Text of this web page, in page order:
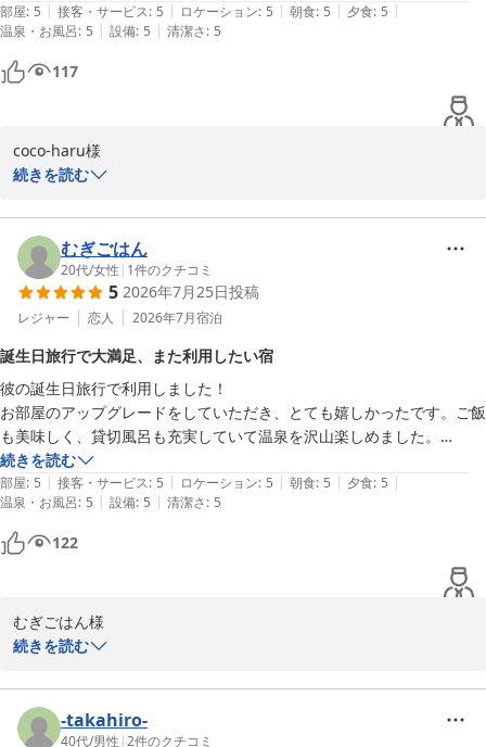
を経由してちょうど良い距離でした。
着いてすぐに夕食を2階のレストランでいただきましたが、半個室席に
なっており、ゆっくりコース料理を味わえました。お料理は盛り付けも
食後はお花の貸し切り風呂に入りましたが、こんな贅沢なお風呂、初め
てでした。
うで、内湯めぐりも翌朝の街歩きも楽しめました。
次はカニの季節にお泊まりしたいなと思っています。
部屋: 5 | 接客・サービス: 5 | ロケーション: 5 | 朝食: 5 | 夕食: 5 |
温泉・お風呂: 5 | 設備: 5 | 清潔さ: 5
117
coco-haru様
この度は数あるお宿の中から当館をお選びいただき、心温まるご感
当館でのご滞在にご満足いただけたご様子を拝読し、スタッフ一同
大変嬉しく存じます。
ご夕食では、半個室の落ち着いた空間でゆっくりとお食事をお楽し
みいただき、お料理の盛り付けや味付け、特にお野菜にもお褒めの
お言葉をいただき、料理長をはじめ調理スタッフにとって何よりの
また、お花を浮かべた貸切風呂でも特別なひとときをお過ごしいた
だけたとのこと、大変嬉しく思います。城崎温泉ならではの涼しい
気候の中、外湯めぐりや朝の街歩きも満喫されたご様子で、城崎の
魅力を感じていただけたことを何より嬉しく感じております。
「次はカニの季節に泊まりたい」とのお言葉もありがとうございま
す。冬には旬の松葉ガニを使用したお料理をご用意し、また違った
城崎の魅力をご堪能いただけます。
ぜひ季節を変えてお越しいただき、再び素敵なひとときをお過ごし
いただければ幸いです。スタッフ一同、またお会いできます日を心
城崎温泉 湯楽 Ｙｕｒａｋｕ Ｋｉｎｏｓａｋｉ Ｓｐａ＆Ｇａ
ｒｄｅｎｓ
続きを読む
むぎごはん
20代/女性 | 1件のクチコミ
5 2026年7月25日投稿
レジャー 恋人 2026年7月宿泊
誕生日旅行で大満足、また利用したい宿
彼の誕生日旅行で利用しました！
お部屋のアップグレードをしていただき、とても嬉しかったです。ご飯
も美味しく、貸切風呂も充実していて温泉を沢山楽しめました。
誕生日プレートの対応もいただき、彼にも喜んでもらえていい誕生日に
なりました。
また利用したい宿です。ありがとうございました。
続きを読む
部屋: 5 | 接客・サービス: 5 | ロケーション: 5 | 朝食: 5 | 夕食: 5 |
温泉・お風呂: 5 | 設備: 5 | 清潔さ: 5
122
むぎごはん様
この度はお誕生日という大切なご旅行に当館をお選びいただき、誠
また、満点の評価と心温まるご感想をお寄せいただき、スタッフ一
同大変嬉しく拝読いたしました。
お部屋のアップグレードやお食事、貸切風呂をお楽しみいただけた
続きを読む
-takahiro-
40代/男性 |2件のクチコミ